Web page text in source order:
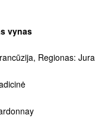
vynas
Regionas: Jura